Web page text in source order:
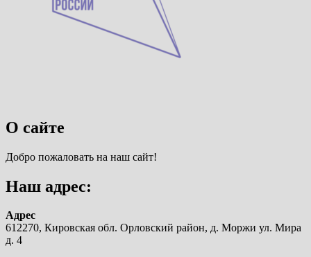
О сайте
Добро пожаловать на наш сайт!
Наш адрес:
Адрес
612270, Кировская обл. Орловский район, д. Моржи ул. Мира
д. 4